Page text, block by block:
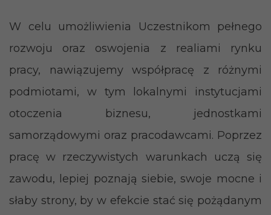
W celu umożliwienia Uczestnikom pełnego
rozwoju oraz oswojenia z realiami rynku
pracy, nawiązujemy współpracę z różnymi
podmiotami, w tym lokalnymi instytucjami
otoczenia biznesu, jednostkami
samorządowymi oraz pracodawcami. Poprzez
pracę w rzeczywistych warunkach uczą się
zawodu, lepiej poznają siebie, swoje mocne i
słaby strony, by w efekcie stać się pożądanym